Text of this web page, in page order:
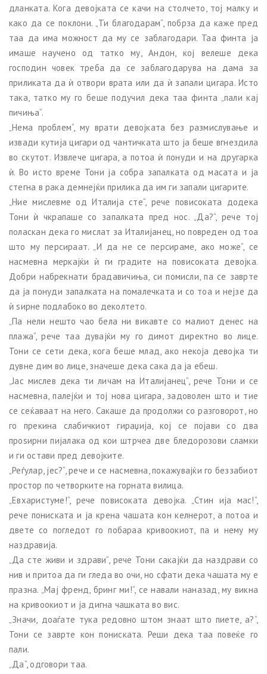
дланката. Кога девојката се качи на столчето, тој малку и
како да се поклони. „Ти благодарам“, побрза да каже пред
таа да има можност да му се заблагодари. Таа финта ја
имаше научено од татко му, Андон, кој велеше дека
господин човек треба да се заблагодарува на дама за
приликата да ѝ отвори врата или да ѝ запали цигара. Исто
така, татко му го беше подучил дека таа финта „пали кај
пичиња“.
„Нема проблем“, му врати девојката без размислување и
извади кутија цигари од чантичката што ја беше вгнездила
во скутот. Извлече цигара, а потоа ѝ понуди и на другарка
ѝ. Во исто време Тони ја собра запалката од масата и ја
стегна в рака демнејќи прилика да им ги запали цигарите.
„Ние мислевме од Италија сте“, рече повисоката додека
Тони ѝ чкрапаше со запалката пред нос. „Да?“, рече тој
поласкан дека го мислат за Италијанец, но повреден од тоа
што му персираат. „И да не се персираме, ако може“, се
насмевна меркајќи ѝ ги градите на повисоката девојка.
Добри набрекнати брадавичиња, си помисли, па се заврте
да ја понуди запалката на помалечката и со тоа и нејзе да
ѝ ѕирне подлабоко во деколтето.
„Па нели нешто чао бела ни викавте со малиот денес на
плажа“, рече таа дувајќи му го димот директно во лице.
Тони се сети дека, кога беше млад, ако некоја девојка ти
дувне дим во лице, значеше дека сака да ја ебеш.
„Јас мислев дека ти личам на Италијанец“, рече Тони и се
насмевна, палејќи и тој нова цигара, задоволен што и тие
се сеќаваат на него. Сакаше да продолжи со разговорот, но
го прекина слабичкиот гираџија, кој се појави со два
проѕирни пијалака од кои штрчеа две бледорозови сламки
и ги остави пред девојките.
„Реѓулар, јес?“, рече и се насмевна, покажувајќи го беззабиот
простор по четворките на горната вилица.
„Евхаристуме!“, рече повисоката девојка. „Стин ија мас!“,
рече пониската и ја крена чашата кон келнерот, а потоа и
двете со погледот го побараа кривоокиот, па и нему му
наздравија.
„Да сте живи и здрави“, рече Тони сакајќи да наздрави со
нив и притоа да ги гледа во очи, но сфати дека чашата му е
празна. „Мај френд, бринг ми!“, се навали наназад, му викна
на кривоокиот и ја дигна чашката во вис.
„Значи, доаѓате тука редовно штом знаат што пиете, а?“,
Тони се заврте кон пониската. Реши дека таа повеќе го
пали.
„Да“, одговори таа.